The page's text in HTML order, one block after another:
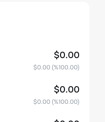
$0.00
$0.00(%100.00)
$0.00
$0.00(%100.00)